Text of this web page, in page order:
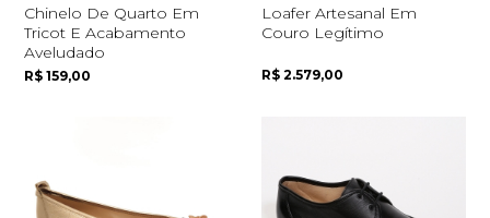
Chinelo De Quarto Em
Tricot E Acabamento
Aveludado
R$ 159,00
Loafer Artesanal Em
Couro Legítimo
R$ 2.579,00